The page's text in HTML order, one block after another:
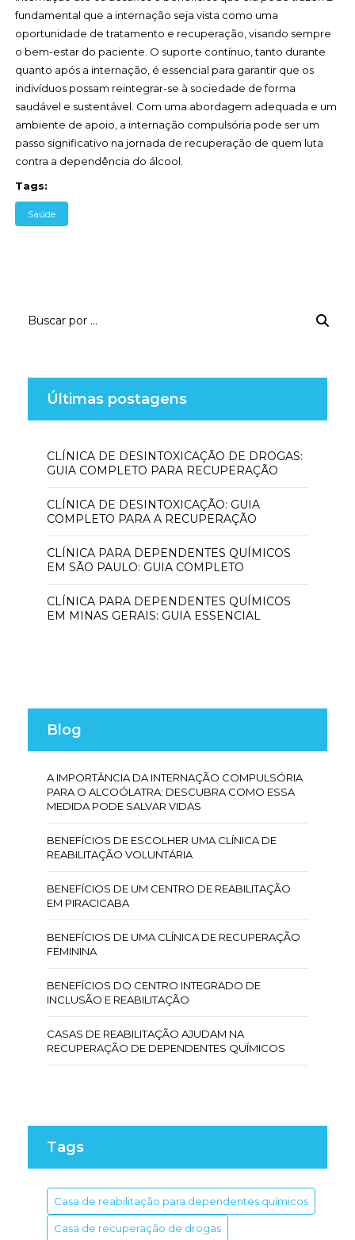
fundamental que a internação seja vista como uma
oportunidade de tratamento e recuperação, visando sempre
o bem-estar do paciente. O suporte contínuo, tanto durante
quanto após a internação, é essencial para garantir que os
indivíduos possam reintegrar-se à sociedade de forma
saudável e sustentável. Com uma abordagem adequada e um
ambiente de apoio, a internação compulsória pode ser um
passo significativo na jornada de recuperação de quem luta
contra a dependência do álcool.
Tags:
Saúde
Últimas postagens
CLÍNICA DE DESINTOXICAÇÃO DE DROGAS:
GUIA COMPLETO PARA RECUPERAÇÃO
CLÍNICA DE DESINTOXICAÇÃO: GUIA
COMPLETO PARA A RECUPERAÇÃO
CLÍNICA PARA DEPENDENTES QUÍMICOS
EM SÃO PAULO: GUIA COMPLETO
CLÍNICA PARA DEPENDENTES QUÍMICOS
EM MINAS GERAIS: GUIA ESSENCIAL
Blog
A IMPORTÂNCIA DA INTERNAÇÃO COMPULSÓRIA
PARA O ALCOÓLATRA: DESCUBRA COMO ESSA
MEDIDA PODE SALVAR VIDAS
BENEFÍCIOS DE ESCOLHER UMA CLÍNICA DE
REABILITAÇÃO VOLUNTÁRIA
BENEFÍCIOS DE UM CENTRO DE REABILITAÇÃO
EM PIRACICABA
BENEFÍCIOS DE UMA CLÍNICA DE RECUPERAÇÃO
FEMININA
BENEFÍCIOS DO CENTRO INTEGRADO DE
INCLUSÃO E REABILITAÇÃO
CASAS DE REABILITAÇÃO AJUDAM NA
RECUPERAÇÃO DE DEPENDENTES QUÍMICOS
CAMINHO PARA A RECUPERAÇÃO
QUÍMICOS: AJUDA E ESPERANÇA
CENTRO DE REABILITAÇÃO PARA DROGADOS: 7
Tags
Casa de reabilitação para dependentes químicos
Casa de recuperação de drogas